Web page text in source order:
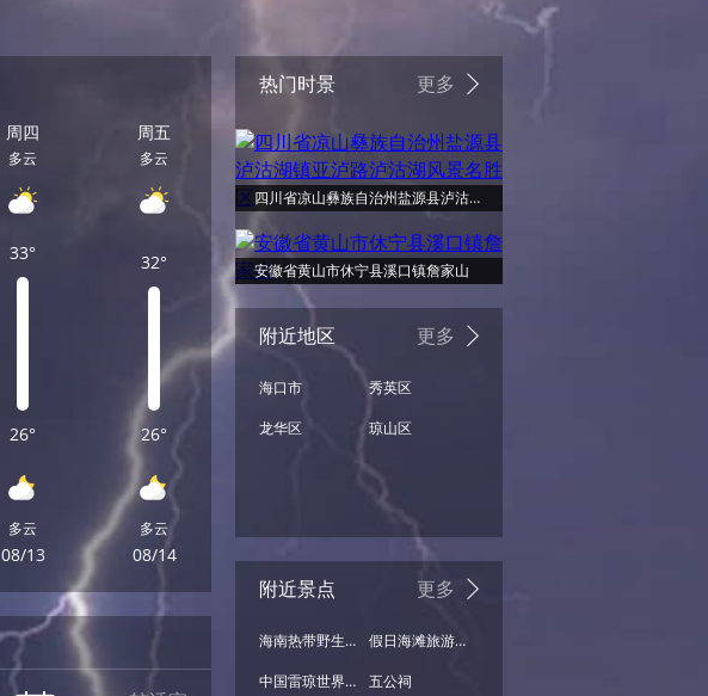
热门时景 更多
四川省凉山彝族自治州盐源县泸沽湖镇亚泸路泸沽湖风景名胜区
安徽省黄山市休宁县溪口镇詹家山
附近地区 更多
海口市
秀英区
龙华区
琼山区
附近景点 更多
海南热带野生动植物园
假日海滩旅游区
中国雷琼世界地质公园海口园区
五公祠
周四
多云
33°
26°
多云
08/13
周五
多云
32°
26°
多云
08/14